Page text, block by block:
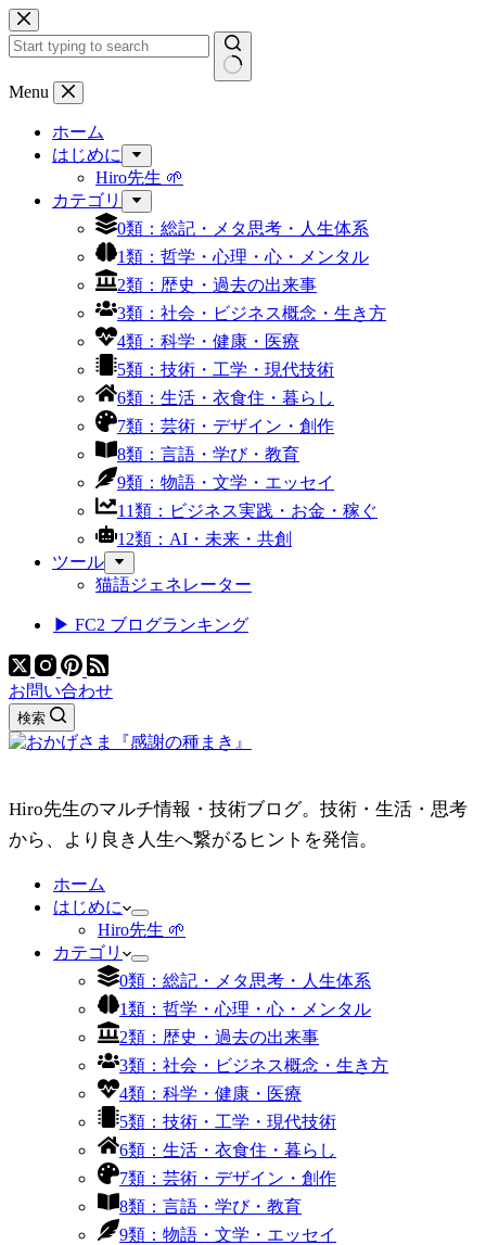
コ
ン
テ
ン
結
Menu
ホーム
はじめに
Hiro先生 🌱
カテゴリ
0類：総記・メタ思考・人生体系
1類：哲学・心理・心・メンタル
2類：歴史・過去の出来事
3類：社会・ビジネス概念・生き方
4類：科学・健康・医療
5類：技術・工学・現代技術
6類：生活・衣食住・暮らし
7類：芸術・デザイン・創作
8類：言語・学び・教育
9類：物語・文学・エッセイ
11類：ビジネス実践・お金・稼ぐ
12類：AI・未来・共創
ツール
猫語ジェネレーター
▶ FC2 ブログランキング
お問い合わせ
検索
Hiro先生のマルチ情報・技術ブログ。技術・生活・思考
から、より良き人生へ繋がるヒントを発信。
ホーム
はじめに
Hiro先生 🌱
カテゴリ
0類：総記・メタ思考・人生体系
1類：哲学・心理・心・メンタル
2類：歴史・過去の出来事
3類：社会・ビジネス概念・生き方
4類：科学・健康・医療
5類：技術・工学・現代技術
6類：生活・衣食住・暮らし
7類：芸術・デザイン・創作
8類：言語・学び・教育
9類：物語・文学・エッセイ